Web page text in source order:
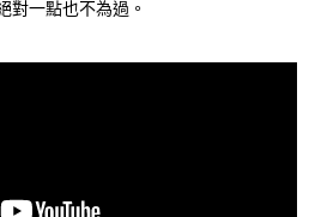
對一點也不為過。